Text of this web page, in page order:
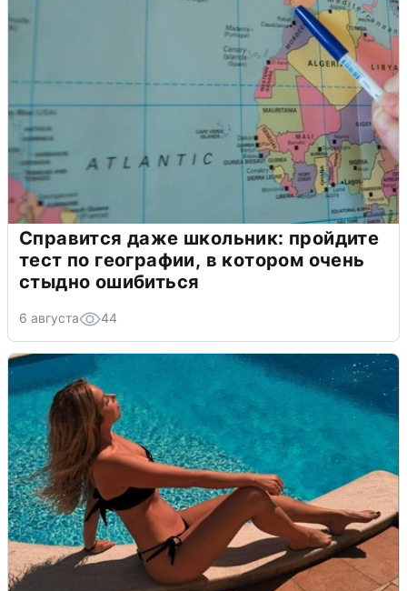
Справится даже школьник: пройдите
тест по географии, в котором очень
стыдно ошибиться
6 августа 44